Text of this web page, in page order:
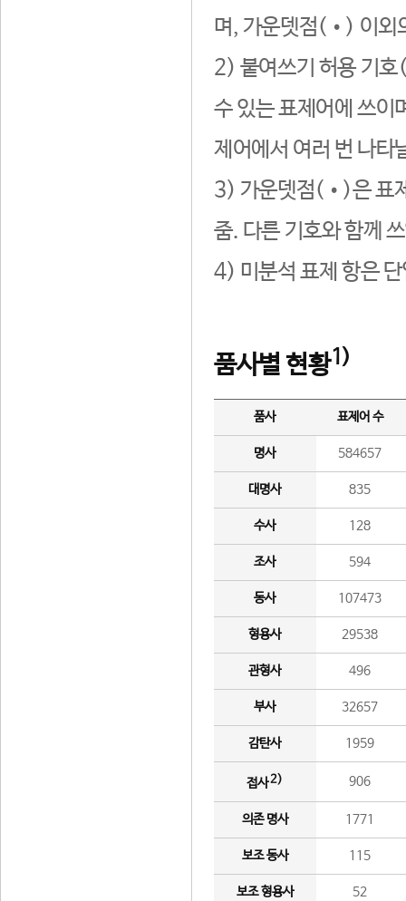
며, 가운뎃점(•) 이외
2) 붙여쓰기 허용 기호
수 있는 표제어에 쓰이
제어에서 여러 번 나타
3) 가운뎃점(•)은 표
줌. 다른 기호와 함께
4) 미분석 표제 항은
품사별 현황1)
품사 표제어 수
명사 584657
대명사 835
수사 128
조사 594
동사 107473
형용사 29538
관형사 496
부사 32657
감탄사 1959
접사2) 906
의존 명사 1771
보조 동사 115
보조 형용사 52